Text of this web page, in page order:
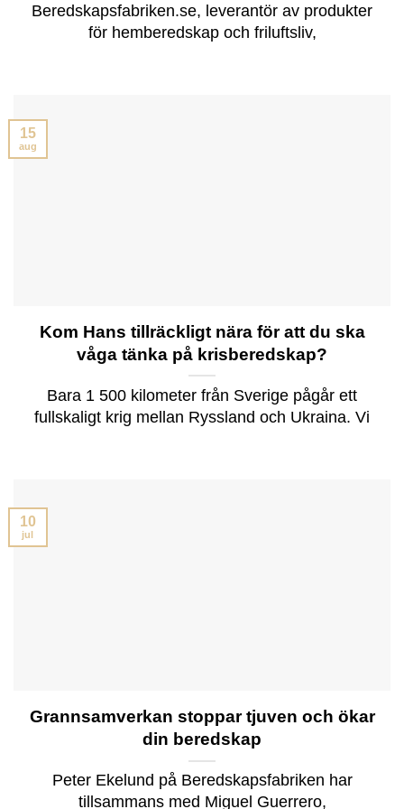
Beredskapsfabriken.se, leverantör av produkter
för hemberedskap och friluftsliv,
Kom Hans tillräckligt nära för att du ska
våga tänka på krisberedskap?
Bara 1 500 kilometer från Sverige pågår ett
fullskaligt krig mellan Ryssland och Ukraina. Vi
15
aug
Grannsamverkan stoppar tjuven och ökar
din beredskap
Peter Ekelund på Beredskapsfabriken har
tillsammans med Miguel Guerrero,
10
jul